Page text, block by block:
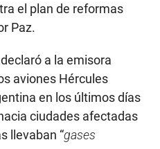
el plan de reformas
Paz.
a la emisora
aviones Hércules
en los últimos días
ciudades afectadas
llevaban “gases